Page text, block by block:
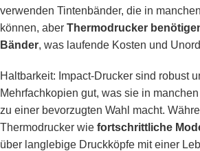
verwenden Tintenbänder, die in
können, aber Thermodrucker
Bänder, was laufende Kosten und
Haltbarkeit: Impact-Drucker sind robust
Mehrfachkopien gut, was sie in
zu einer bevorzugten Wahl macht.
Thermodrucker wie fortschrittliche
über langlebige Druckköpfe mit einer